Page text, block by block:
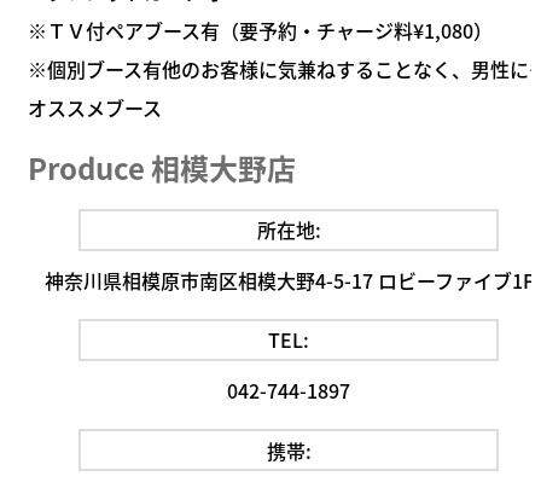
※ＴＶ付ペアブース有（要予約・チャージ料¥1,080）
※個別ブース有他のお客様に気兼ねすることなく、男性に
オススメブース
Produce 相模大野店
所在地:
神奈川県相模原市南区相模大野4-5-17 ロビーファイブ1F
TEL:
042-744-1897
携帯: